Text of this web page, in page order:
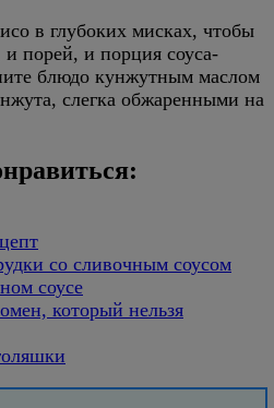
в глубоких мисках, чтобы
порей, и порция соуса-
блюдо кунжутным маслом
слегка обжаренными на
со сливочным соусом
соусе
который нельзя